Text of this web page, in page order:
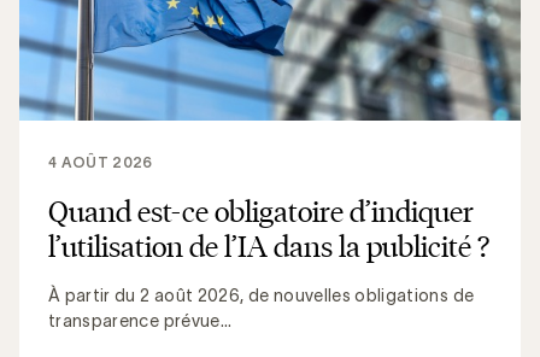
Quand est-ce obligatoire d’indiquer
l’utilisation de l’IA dans la publicité ?
À partir du 2 août 2026, de nouvelles obligations de
transparence prévue...
4 AOÛT 2026